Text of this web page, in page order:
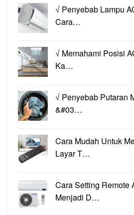
√ Penyebab Lampu
Cara…
√ Memahami Posisi
Ka…
√ Penyebab Putaran
&#03…
Cara Mudah Untuk
Layar T…
Cara Setting Remote
Menjadi D…